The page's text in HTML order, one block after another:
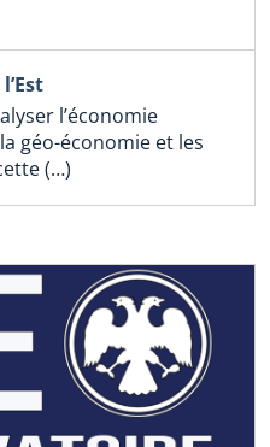
l’économie
géo-économie et les
(…)